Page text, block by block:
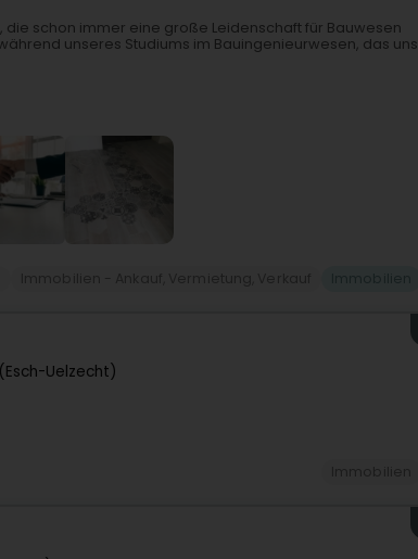
die schon immer eine große Leidenschaft für Bauwesen
unseres Studiums im Bauingenieurwesen, das uns
Uelzecht)